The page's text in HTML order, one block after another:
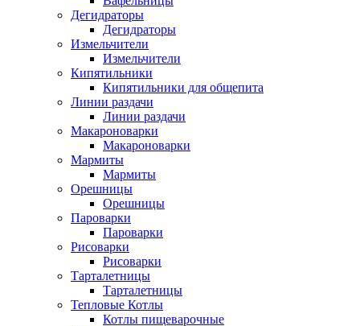
Дегидраторы
Дегидраторы
Измельчители
Измельчители
Кипятильники
Кипятильники для общепита
Линии раздачи
Линии раздачи
Макароноварки
Макароноварки
Мармиты
Мармиты
Орешницы
Орешницы
Пароварки
Пароварки
Рисоварки
Рисоварки
Тарталетницы
Тарталетницы
Тепловые Котлы
Котлы пищеварочные